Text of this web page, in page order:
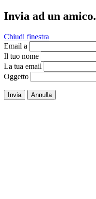
Invia ad un amico.
Chiudi finestra
Email a
Il tuo nome
La tua email
Oggetto
Invia Annulla